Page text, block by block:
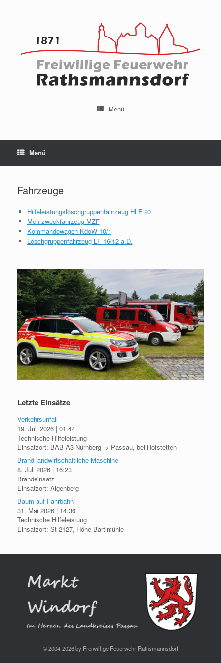
Menü
Menü
Fahrzeuge
Hilfeleistungslöschgruppenfahrzeug HLF 20
Mehrzweckfahrzeug MZF
Kommandowagen KdoW 10/1
Löschgruppenfahrzeug LF 16/12 a.D.
Letzte Einsätze
Verkehrsunfall
19. Juli 2026 | 01:44
Technische Hilfeleistung
Einsatzort: BAB A3 Nürnberg -> Passau, bei Hofstetten
Brand landwirtschaftliche Maschine
8. Juli 2026 | 16:23
Brandeinsatz
Einsatzort: Aigenberg
Baum auf Fahrbahn
31. Mai 2026 | 14:36
Technische Hilfeleistung
Einsatzort: St 2127, Höhe Bartlmühle
© 2004-2026 by Freiwillige Feuerwehr Rathsmannsdorf